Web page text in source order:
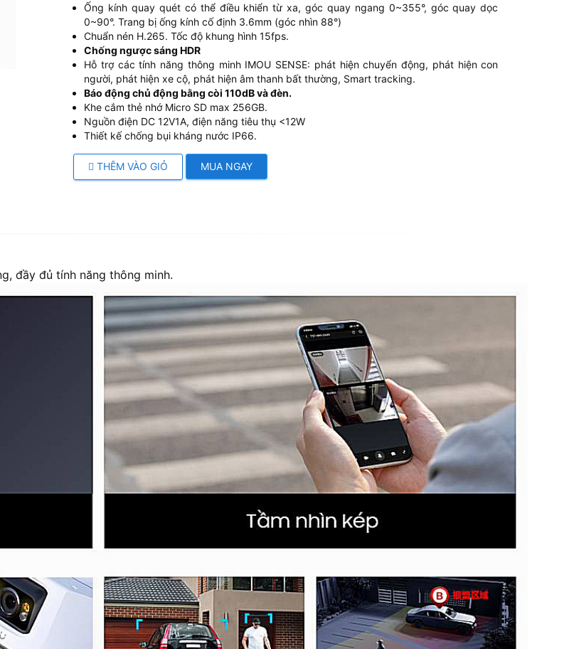
Ống kính quay quét có thể điều khiển từ xa, góc quay ngang 0~355°, góc quay dọc
0~90°. Trang bị ống kính cố định 3.6mm (góc nhìn 88°)
Chuẩn nén H.265. Tốc độ khung hình 15fps.
Chống ngược sáng HDR
Hỗ trợ các tính năng thông minh IMOU SENSE: phát hiện chuyển động, phát hiện con
người, phát hiện xe cộ, phát hiện âm thanh bất thường, Smart tracking.
Báo động chủ động bằng còi 110dB và đèn.
Khe cắm thẻ nhớ Micro SD max 256GB.
Nguồn điện DC 12V1A, điện năng tiêu thụ <12W
Thiết kế chống bụi kháng nước IP66.
THÊM VÀO GIỎ MUA NGAY
đầy đủ tính năng thông minh.